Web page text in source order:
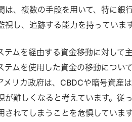
は、複数の手段を用いて、特に銀
し、追跡する能力を持っています
テムを経由する資金移動に対して
ムを使用した資金の移動につい
メリカ政府は、CBDCや暗号資産
が難しくなると考えています。従
れてしまうことを危惧しています